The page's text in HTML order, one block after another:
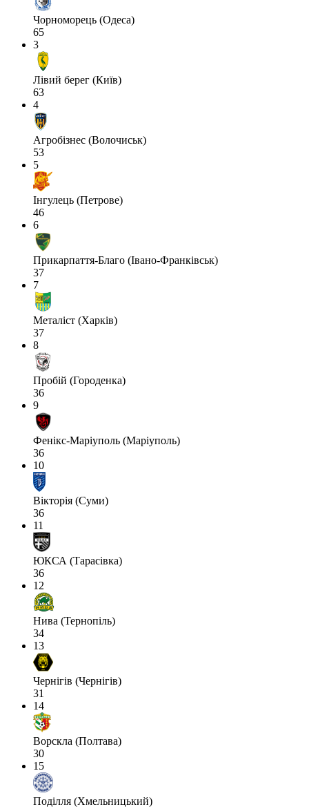
Чорноморець (Одеса)
65
3
Лівий берег (Київ)
63
4
Агробізнес (Волочиськ)
53
5
Інгулець (Петрове)
46
6
Прикарпаття-Благо (Івано-Франківськ)
37
7
Металіст (Харків)
37
8
Пробій (Городенка)
36
9
Фенікс-Маріуполь (Маріуполь)
36
10
Вікторія (Суми)
36
11
ЮКСА (Тарасівка)
36
12
Нива (Тернопіль)
34
13
Чернігів (Чернігів)
31
14
Ворскла (Полтава)
30
15
Поділля (Хмельницький)